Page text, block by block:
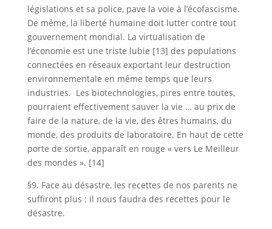
législations et sa police, pave la voie à l’écofascisme.
De même, la liberté humaine doit lutter contre tout
gouvernement mondial. La virtualisation de
l’économie est une triste lubie [13] des populations
connectées en réseaux exportant leur destruction
environnementale en même temps que leurs
industries. Les biotechnologies, pires entre toutes,
pourraient effectivement sauver la vie … au prix de
faire de la nature, de la vie, des êtres humains, du
monde, des produits de laboratoire. En haut de cette
porte de sortie, apparaît en rouge « vers Le Meilleur
des mondes ». [14]
§9. Face au désastre, les recettes de nos parents ne
suffiront plus : il nous faudra des recettes pour le
désastre.